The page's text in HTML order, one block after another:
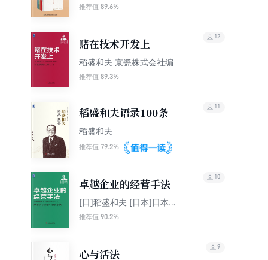
推荐值 89.6%
赌在技术开发上
稻盛和夫 京瓷株式会社编
推荐值 89.3%
12
稻盛和夫语录100条
稻盛和夫
推荐值 79.2%
11
卓越企业的经营手法
[日]稻盛和夫 [日本]日本京
瓷株式会社
推荐值 90.2%
10
心与活法
9